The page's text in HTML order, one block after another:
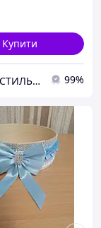
Купити
ООО ТЕКСТИЛЬ ГРУП 99%